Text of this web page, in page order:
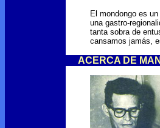
El mondongo es
una gastro-
tanta sobra de
cansamos jamás,
ACERCA DE